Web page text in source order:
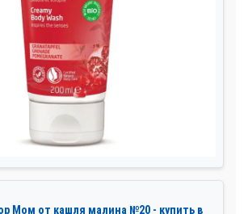
Мом от кашля малина №20 - купить в